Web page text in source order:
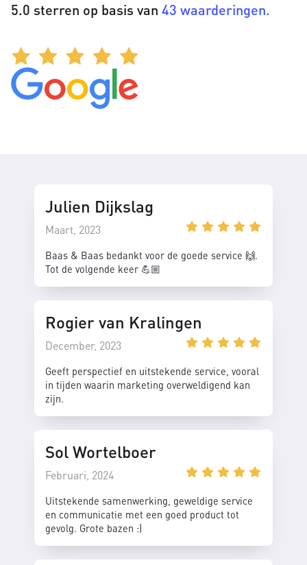
5.0 sterren op basis van 43 waarderingen.
Julien Dijkslag
Maart, 2023
Baas & Baas bedankt voor de goede service 🙌.
Tot de volgende keer 💪🏼
Rogier van Kralingen
December, 2023
Geeft perspectief en uitstekende service, vooral
in tijden waarin marketing overweldigend kan
zijn.
Sol Wortelboer
Februari, 2024
Uitstekende samenwerking, geweldige service
en communicatie met een goed product tot
gevolg. Grote bazen :)